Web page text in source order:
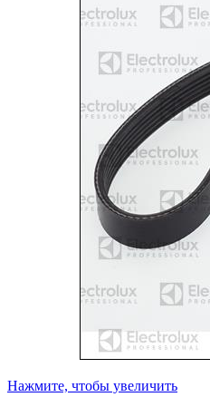
Нажмите, чтобы увеличить